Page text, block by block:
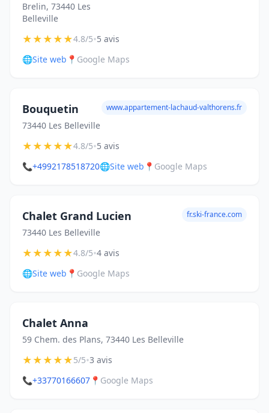
Brelin, 73440 Les
Belleville
★★★★★4.8/5•5 avis
🌐Site web 📍 Google Maps
Bouquetin
73440 Les Belleville
www.appartement-lachaud-valthorens.fr
★★★★★4.8/5•5 avis
📞+4992178518720🌐Site web 📍 Google Maps
Chalet Grand Lucien
73440 Les Belleville
fr.ski-france.com
★★★★★4.8/5•4 avis
🌐Site web 📍 Google Maps
Chalet Anna
59 Chem. des Plans, 73440 Les Belleville
★★★★★5/5•3 avis
📞+33770166607 📍 Google Maps